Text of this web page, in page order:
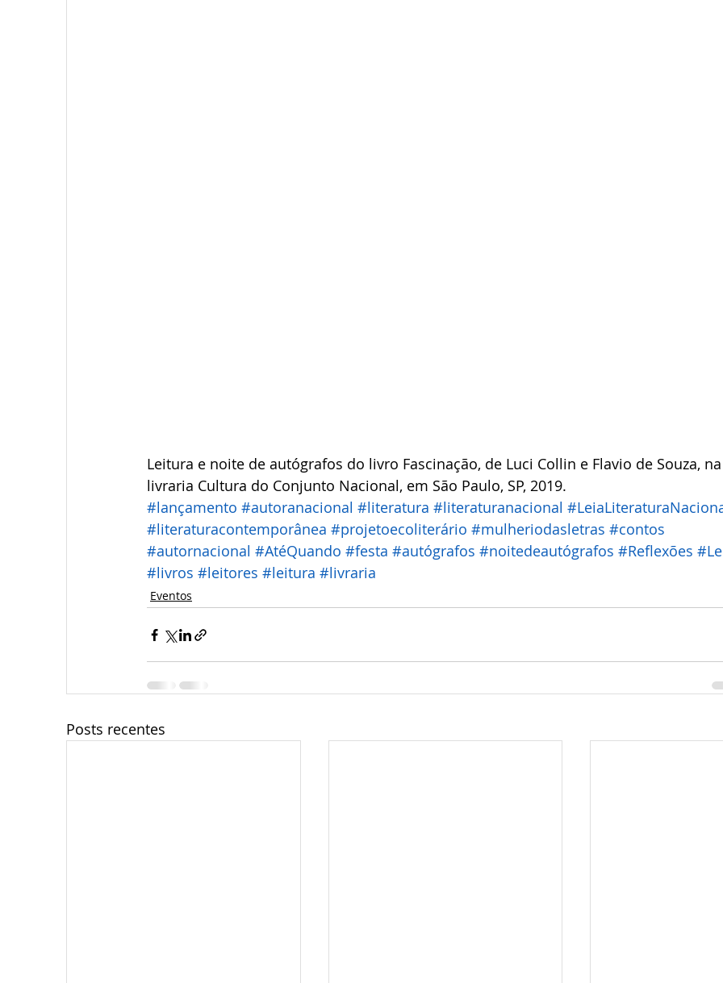
Leitura e noite de autógrafos do livro Fascinação, de Luci Collin e Flavio de Souza, na
livraria Cultura do Conjunto Nacional, em São Paulo, SP, 2019.
#lançamento #autoranacional #literatura #literaturanacional
#literaturacontemporânea #projetoecoliterário #mulheriodasletras #contos
#autornacional #AtéQuando #festa #autógrafos #noitedeautógrafos #Reflexões
#livros #leitores #leitura #livraria
Eventos
Posts recentes